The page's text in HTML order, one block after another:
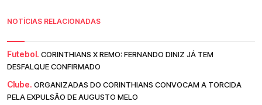
NOTÍCIAS RELACIONADAS
Futebol. CORINTHIANS X REMO: FERNANDO DINIZ JÁ TEM
DESFALQUE CONFIRMADO
Clube. ORGANIZADAS DO CORINTHIANS CONVOCAM A TORCIDA
PELA EXPULSÃO DE AUGUSTO MELO